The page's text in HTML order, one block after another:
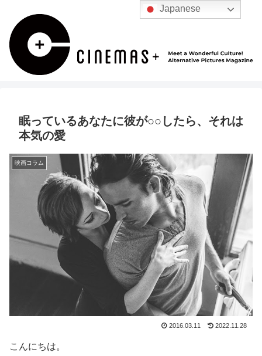
眠っているあなたに彼が○○したら、それは
本気の愛
映画コラム
2016.03.11 2022.11.28
こんにちは。
Japanese